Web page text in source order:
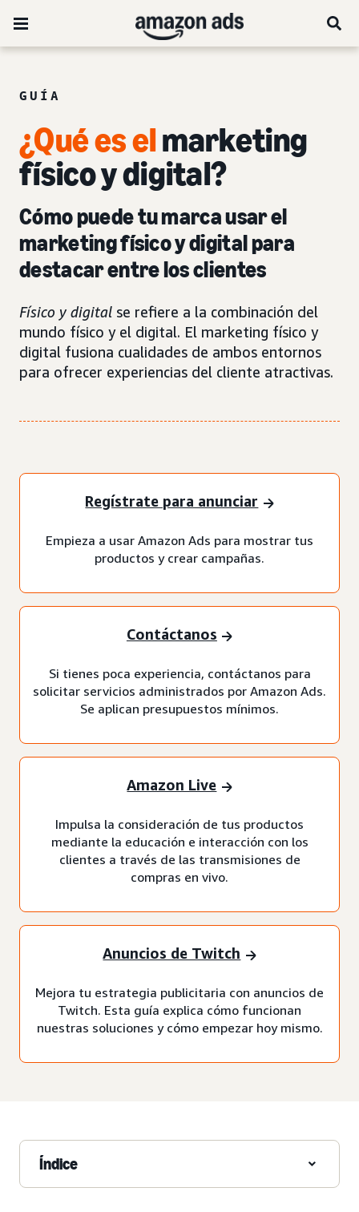
GUÍA
¿Qué es elmarketing
físico y digital?
Cómo puede tu marca usar el
marketing físico y digital para
destacar entre los clientes
Físico y digital se refiere a la combinación del
mundo físico y el digital. El marketing físico y
digital fusiona cualidades de ambos entornos
para ofrecer experiencias del cliente atractivas.
Regístrate para anunciar
Empieza a usar Amazon Ads para mostrar tus
productos y crear campañas.
Contáctanos
Si tienes poca experiencia, contáctanos para
solicitar servicios administrados por Amazon Ads.
Se aplican presupuestos mínimos.
Amazon Live
Impulsa la consideración de tus productos
mediante la educación e interacción con los
clientes a través de las transmisiones de
compras en vivo.
Anuncios de Twitch
Mejora tu estrategia publicitaria con anuncios de
Twitch. Esta guía explica cómo funcionan
nuestras soluciones y cómo empezar hoy mismo.
Índice